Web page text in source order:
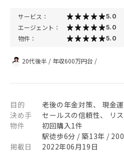
サービス： 5.0
エージェント： 5.0
物件： 5.0
20代後半 / 年収600万円台 /
目的
老後の年金対策、 現金
決め手
セールスの信頼性、 リ
物件
初回購入1件
駅徒歩6分 / 築13年 /
掲載日
2022年06月19日